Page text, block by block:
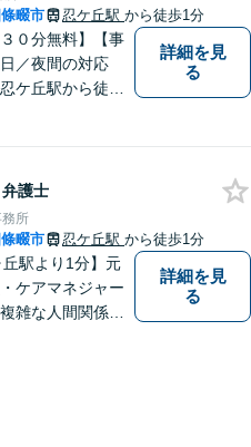
條畷市 忍ケ丘駅 から徒歩1分
３０分無料】【事
／夜間の対応
ケ丘駅から徒歩
せて最適な解決
、不安やお悩み
減できるよう尽
。
詳細を見
る
弁護士
務所
條畷市 忍ケ丘駅 から徒歩1分
丘駅より1分】元
ケアマネジャー
雑な人間関係が
詳細を見
る